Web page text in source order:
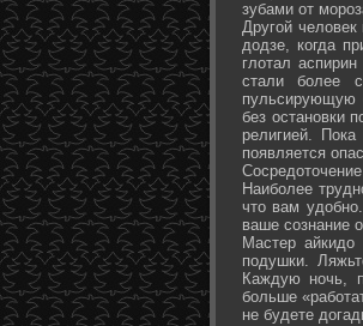
зубами от
Другой
додзе, когда
глотал
стали более
пульсирующую
без остановки
религией.
появляется
Наиболее
что вам
ваше сознание
Мастер
подушки.
Каждую ночь,
больше
не будете